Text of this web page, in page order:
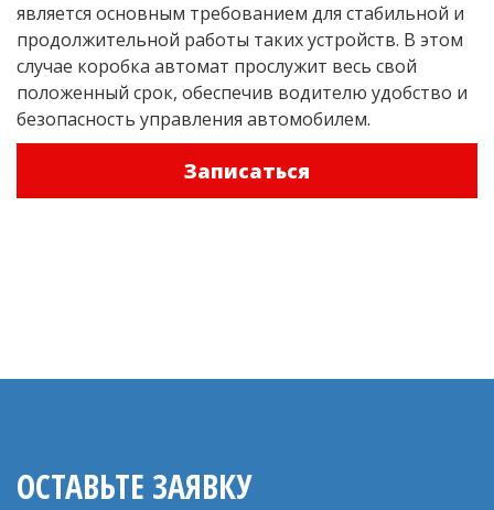
является основным требованием для стабильной и
продолжительной работы таких устройств. В этом
случае коробка автомат прослужит весь свой
положенный срок, обеспечив водителю удобство и
безопасность управления автомобилем.
Записаться
ОСТАВЬТЕ ЗАЯВКУ